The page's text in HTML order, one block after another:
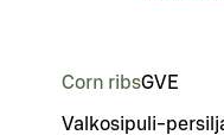
Corn ribsGVE
Valkosipuli-